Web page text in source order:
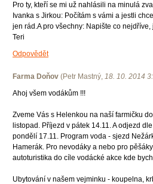
Pro ty, kteří se mi už nahlásili na minulá
Ivanka s Jirkou: Počítám s vámi a jestli
jen rád.A pro všechny: Napište co
Teri
Odpovědět
Farma Doňov (Petr Mastný, 18. 10. 2014
Ahoj všem vodákům !!!
Zveme Vás s Helenkou na naší farmičku
listopad. Příjezd v pátek 14.11. A odjezd
pondělí 17.11. Program voda - sjezd
Hamerák. Pro nevodáky a nebo pro
autoturistika do cíle vodácké akce kde
Ubytování v našem vejminku - koupelna,